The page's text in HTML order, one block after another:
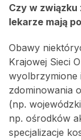
Czy w związku
lekarze mają
Obawy
Krajowej Sieci
wyolbrzymione
zdominowania
(np.
np. ośrodków
specjalizacje